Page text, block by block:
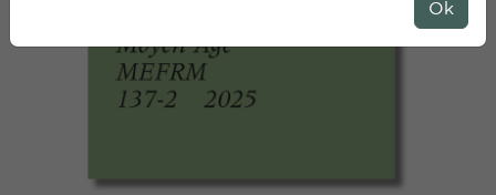
Ok